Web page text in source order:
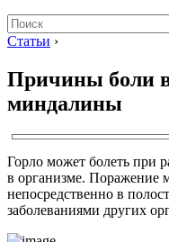
Статьи ›
Причины боли в
миндалины
Горло может болеть при
в организме. Поражение
непосредственно в
заболеваниями других